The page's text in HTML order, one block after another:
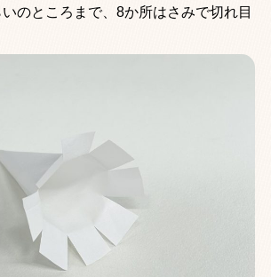
のところまで、8か所はさみで切れ目